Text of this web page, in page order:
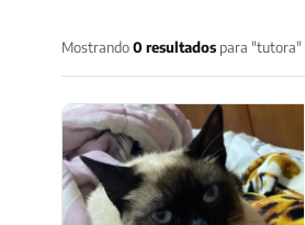
Mostrando0 resultados para "tutora"